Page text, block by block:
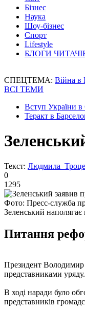
Бізнес
Наука
Шоу-бізнес
Спорт
Lifestyle
БЛОГИ
СПЕЦТЕМА: Війна в
ВСІ ТЕМИ
Вступ України
Теракт в
Текст: Людмила
0
1295
Фото: Пресс-служба
Зеленський наполягає
Питання
Президент Володимир
представниками
В ході наради було
представників